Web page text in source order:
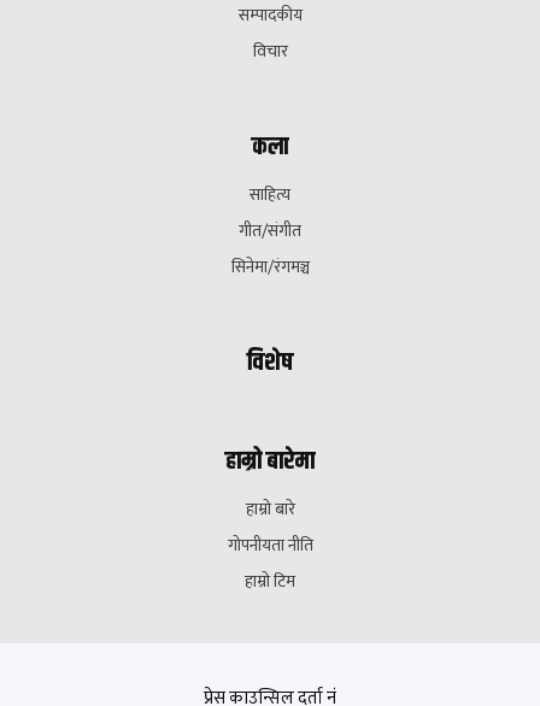
सम्पादकीय
विचार
कला
साहित्य
गीत/संगीत
सिनेमा/रंगमञ्च
विशेष
हाम्रो बारेमा
हाम्रो बारे
गोपनीयता नीति
हाम्रो टिम
प्रेस काउन्सिल दर्ता नं